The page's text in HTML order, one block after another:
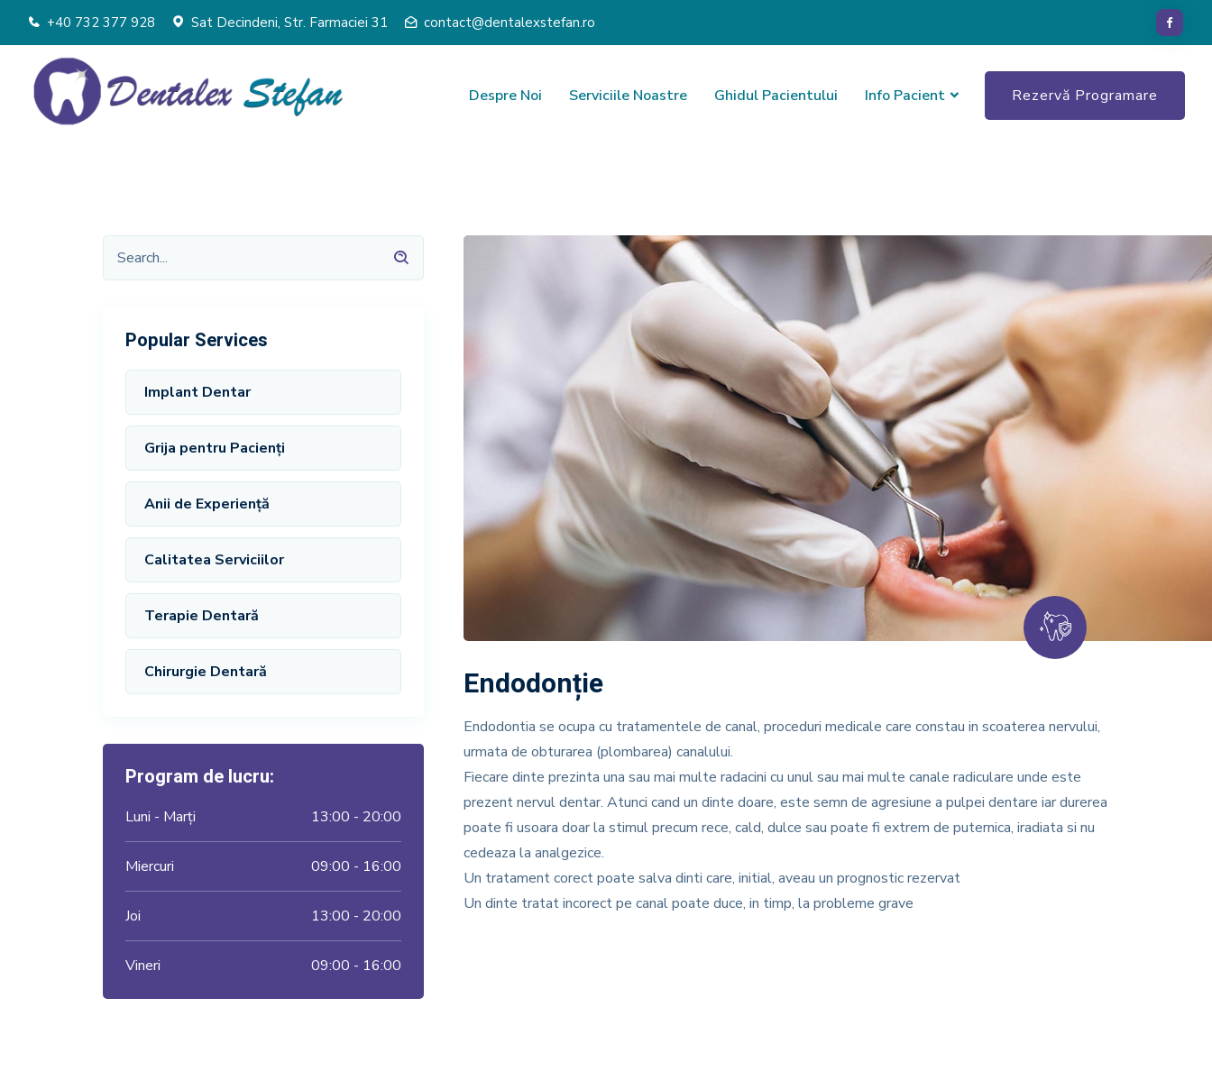
+40 732 377 928 Sat Decindeni, Str. Farmaciei 31 contact@dentalexstefan.ro
Despre Noi Serviciile Noastre Ghidul Pacientului Info Pacient Rezervă Programare
Popular Services
Implant Dentar
Grija pentru Pacienți
Anii de Experiență
Calitatea Serviciilor
Terapie Dentară
Chirurgie Dentară
Program de lucru:
Luni - Marți 13:00 - 20:00
Miercuri 09:00 - 16:00
Joi 13:00 - 20:00
Vineri 09:00 - 16:00
Endodonție
Endodontia se ocupa cu tratamentele de canal, proceduri medicale care constau in scoaterea nervului,
urmata de obturarea (plombarea) canalului.
Fiecare dinte prezinta una sau mai multe radacini cu unul sau mai multe canale radiculare unde este
prezent nervul dentar. Atunci cand un dinte doare, este semn de agresiune a pulpei dentare iar durerea
poate fi usoara doar la stimul precum rece, cald, dulce sau poate fi extrem de puternica, iradiata si nu
cedeaza la analgezice.
Un tratament corect poate salva dinti care, initial, aveau un prognostic rezervat
Un dinte tratat incorect pe canal poate duce, in timp, la probleme grave